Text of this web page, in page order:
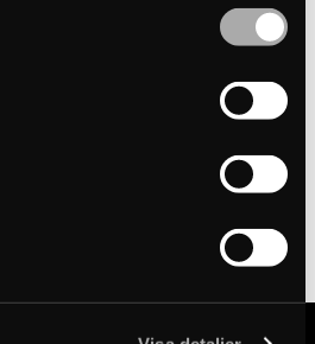
et développé pour être à la fois
compromettre la performance. Il
design du bain.
et élégante, où chaque détail est